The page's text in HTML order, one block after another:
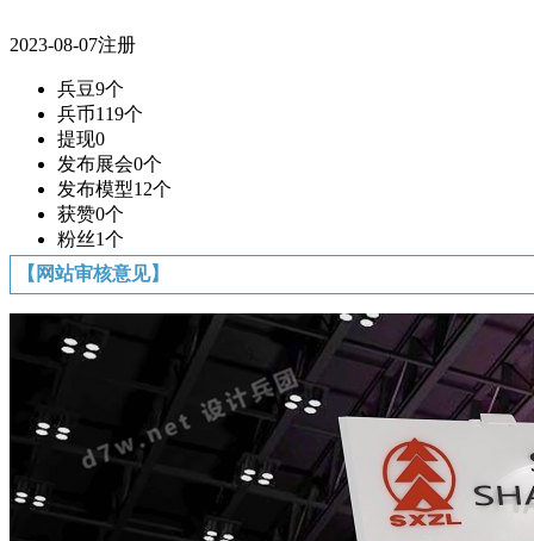
2023-08-07注册
兵豆9个
兵币119个
提现0
发布展会0个
发布模型12个
获赞0个
粉丝1个
【网站审核意见】